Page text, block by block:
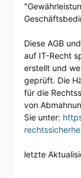
Diese AGB
auf IT-Recht
erstellt und
geprüft. Die
für die
von
Sie unter:
letzte